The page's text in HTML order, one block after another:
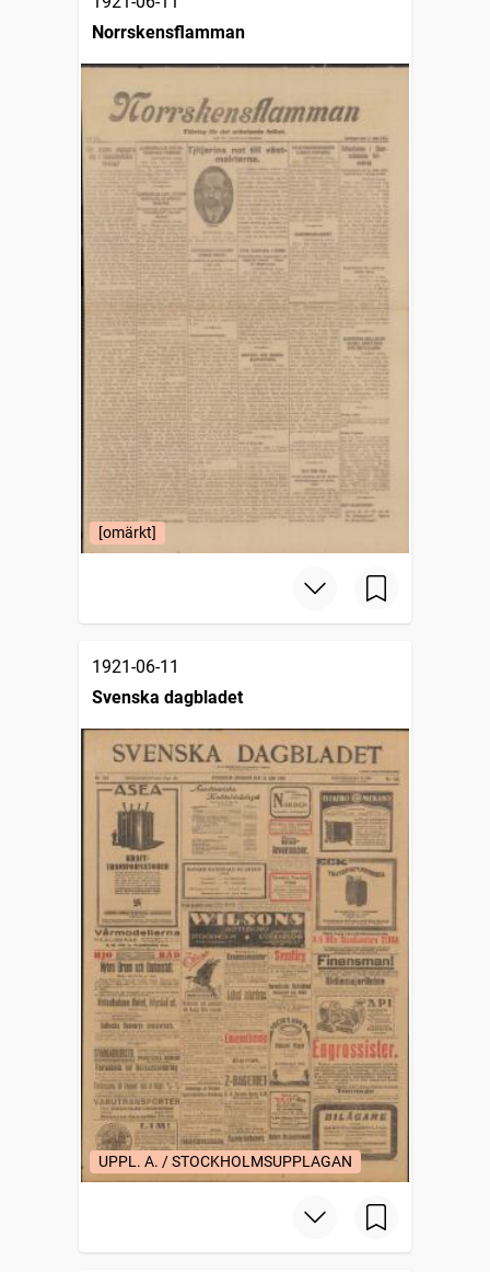
Norrskensflamman
[omärkt]
1921-06-11
Svenska dagbladet
UPPL. A. / STOCKHOLMSUPPLAGAN